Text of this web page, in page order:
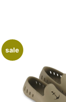
sale